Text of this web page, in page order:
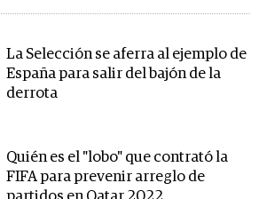
La Selección se aferra al ejemplo de
España para salir del bajón de la
derrota
Quién es el "lobo" que contrató la
FIFA para prevenir arreglo de